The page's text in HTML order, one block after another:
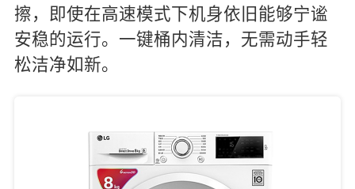
擦，即使在高速模式下机身依旧能够宁谧
安稳的运行。一键桶内清洁，无需动手轻
松洁净如新。